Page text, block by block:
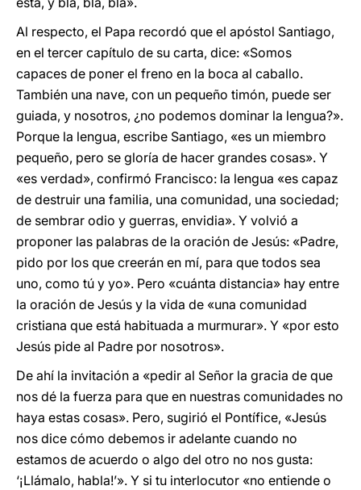
Al respecto, el Papa recordó que el apóstol Santiago,
en el tercer capítulo de su carta, dice: «Somos
capaces de poner el freno en la boca al caballo.
También una nave, con un pequeño timón, puede ser
guiada, y nosotros, ¿no podemos dominar la lengua?».
Porque la lengua, escribe Santiago, «es un miembro
pequeño, pero se gloría de hacer grandes cosas». Y
«es verdad», confirmó Francisco: la lengua «es capaz
de destruir una familia, una comunidad, una sociedad;
de sembrar odio y guerras, envidia». Y volvió a
proponer las palabras de la oración de Jesús: «Padre,
pido por los que creerán en mí, para que todos sea
uno, como tú y yo». Pero «cuánta distancia» hay entre
la oración de Jesús y la vida de «una comunidad
cristiana que está habituada a murmurar». Y «por esto
Jesús pide al Padre por nosotros».
De ahí la invitación a «pedir al Señor la gracia de que
nos dé la fuerza para que en nuestras comunidades no
haya estas cosas». Pero, sugirió el Pontífice, «Jesús
nos dice cómo debemos ir adelante cuando no
estamos de acuerdo o algo del otro no nos gusta:
‘¡Llámalo, habla!’». Y si tu interlocutor «no entiende o